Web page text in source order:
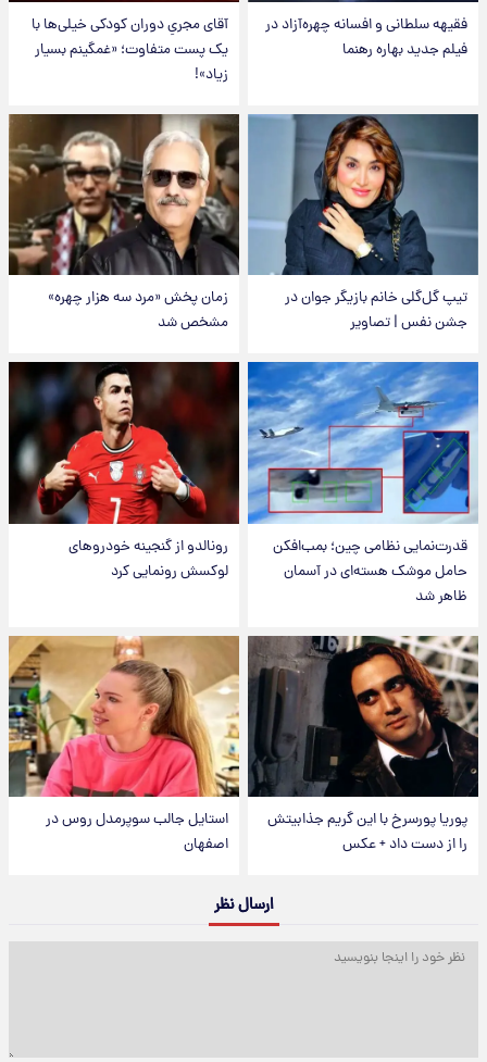
فقیهه سلطانی و افسانه چهره‌آزاد در
فیلم جدید بهاره رهنما
آقای مجریِ دوران کودکی خیلی‌ها با
یک پست متفاوت؛ «غمگینم بسیار
زیاد»!
تیپ گل‌گلی خانم بازیگر جوان در
جشن نفس | تصاویر
زمان پخش «مرد سه هزار چهره»
مشخص شد
قدرت‌نمایی نظامی چین؛ بمب‌افکن
حامل موشک هسته‌ای در آسمان
ظاهر شد
رونالدو از گنجینه خودروهای
لوکسش رونمایی کرد
پوریا پورسرخ با این گریم جذابیتش
را از دست داد + عکس
استایل جالب سوپرمدل روس در
اصفهان
ارسال نظر